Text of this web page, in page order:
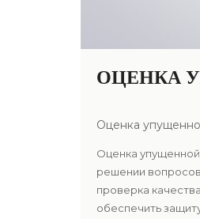
ОЦЕНКА
Оценка
Оценка
решении
проверка
обеспечить